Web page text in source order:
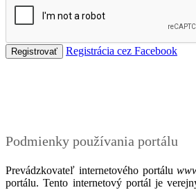
Registrácia cez Facebook
Podmienky používania portálu
Prevádzkovateľ internetového portálu
portálu. Tento internetový portál je